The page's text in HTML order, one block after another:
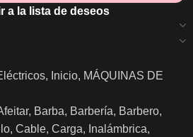
a la lista de deseos
, Inicio, MÁQUINAS DE
, Barba, Barbería, Barbero,
, Cable, Carga, Inalámbrica,